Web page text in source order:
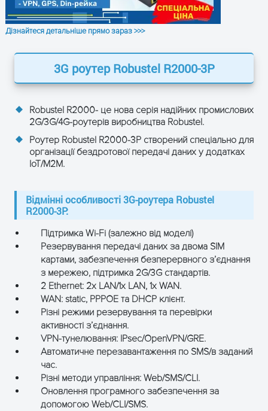
Дізнайтеся детальніше прямо зараз >>>
3G роутер Robustel R2000-3P
Robustel R2000- це нова серія надійних промислових
2G/3G/4G-роутерів виробництва Robustel.
Роутер Robustel R2000-3P створений спеціально для
організації бездротової передачі даних у додатках
IoT/М2М.
Відмінні особливості 3G-роутера Robustel
R2000-3P:
Підтримка Wi-Fi (залежно від моделі)
Резервування передачі даних за двома SIM
картами, забезпечення безперервного з’єднання
з мережею, підтримка 2G/3G стандартів.
2 Ethernet: 2x LAN/1x LAN, 1x WAN.
WAN: static, PPPOE та DHCP клієнт.
Різні режими резервування та перевірки
активності з’єднання.
VPN-тунелювання: IPsec/OpenVPN/GRE.
Автоматичне перезавантаження по SMS/в заданий
час.
Різні методи управління: Web/SMS/CLI.
Оновлення програмного забезпечення за
допомогою Web/CLI/SMS.
і отримайте консультацію